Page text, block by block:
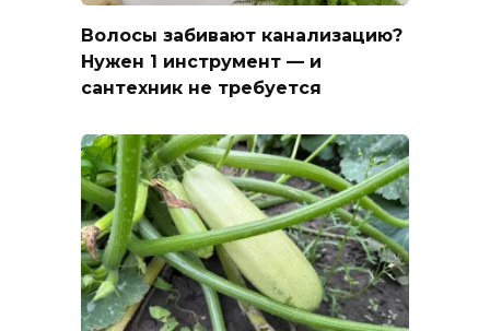
Волосы забивают канализацию?
Нужен 1 инструмент — и
сантехник не требуется